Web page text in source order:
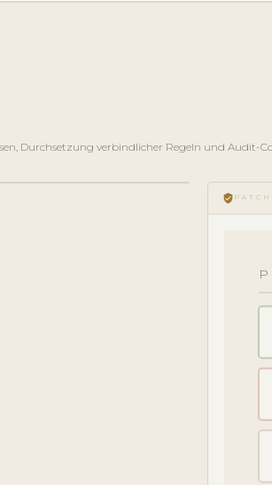
Durchsetzung verbindlicher Regeln und Audit-
verified_user